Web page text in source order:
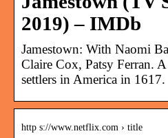
2019) – IMDb
Jamestown: With Naomi
Claire Cox, Patsy Ferran.
settlers in America in 1617.
http s://www.netflix.com › title